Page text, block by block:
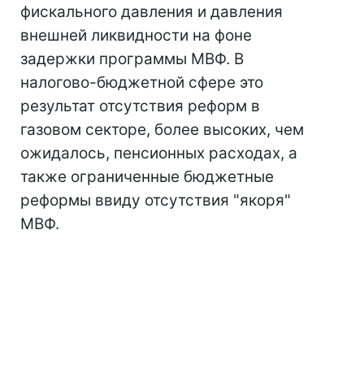
фискального давления и давления
внешней ликвидности на фоне
задержки программы МВФ. В
налогово-бюджетной сфере это
результат отсутствия реформ в
газовом секторе, более высоких, чем
ожидалось, пенсионных расходах, а
также ограниченные бюджетные
реформы ввиду отсутствия "якоря"
МВФ.